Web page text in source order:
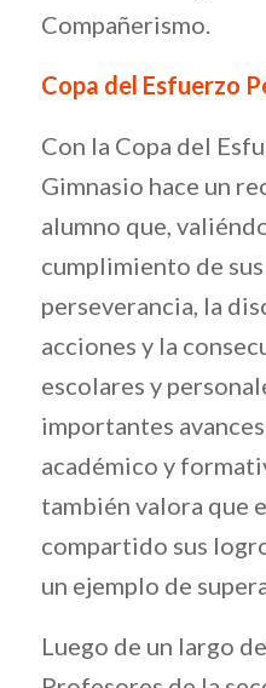
Compañerismo.
Copa del Esfuerzo
Con la Copa del
Gimnasio hace un
alumno que,
cumplimiento de
perseverancia, la
acciones y la
escolares y
importantes
académico y
también valora que
compartido sus
un ejemplo de
Luego de un largo